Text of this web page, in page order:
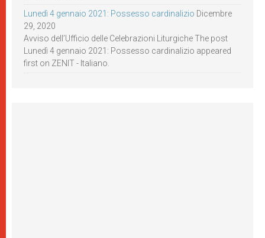
Lunedì 4 gennaio 2021: Possesso cardinalizio Dicembre
29, 2020
Avviso dell’Ufficio delle Celebrazioni Liturgiche The post
Lunedì 4 gennaio 2021: Possesso cardinalizio appeared
first on ZENIT - Italiano.